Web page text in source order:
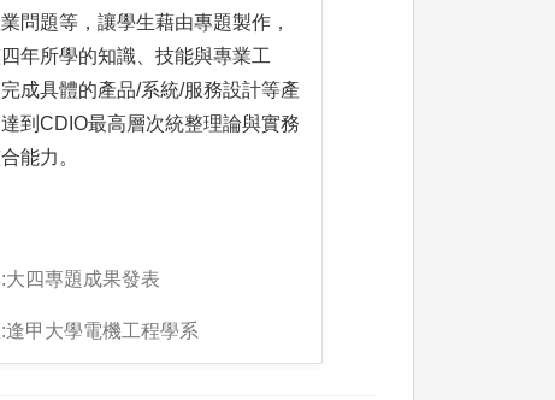
問題等，讓學生藉由專題製作，
年所學的知識、技能與專業工
成具體的產品/系統/服務設計等產
到CDIO最高層次統整理論與實務
能力。
大四專題成果發表
逢甲大學電機工程學系